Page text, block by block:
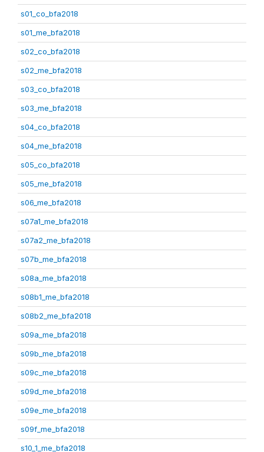
s01_co_bfa2018
s01_me_bfa2018
s02_co_bfa2018
s02_me_bfa2018
s03_co_bfa2018
s03_me_bfa2018
s04_co_bfa2018
s04_me_bfa2018
s05_co_bfa2018
s05_me_bfa2018
s06_me_bfa2018
s07a1_me_bfa2018
s07a2_me_bfa2018
s07b_me_bfa2018
s08a_me_bfa2018
s08b1_me_bfa2018
s08b2_me_bfa2018
s09a_me_bfa2018
s09b_me_bfa2018
s09c_me_bfa2018
s09d_me_bfa2018
s09e_me_bfa2018
s09f_me_bfa2018
s10_1_me_bfa2018